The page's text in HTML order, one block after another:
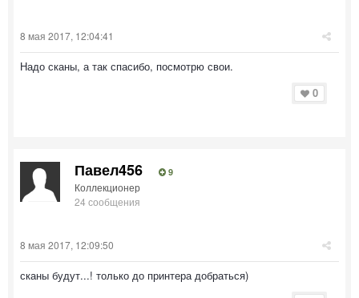
8 мая 2017, 12:04:41
Надо сканы, а так спасибо, посмотрю свои.
0
Павел456 9
Коллекционер
24 сообщения
8 мая 2017, 12:09:50
сканы будут...! только до принтера добраться)